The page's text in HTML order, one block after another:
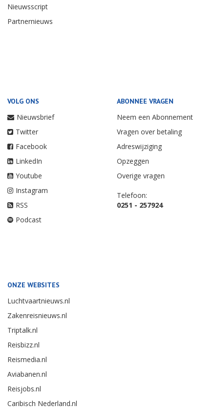
Nieuwsscript
Partnernieuws
VOLG ONS
Nieuwsbrief
Twitter
Facebook
LinkedIn
Youtube
Instagram
RSS
Podcast
ABONNEE VRAGEN
Neem een Abonnement
Vragen over betaling
Adreswijziging
Opzeggen
Overige vragen
Telefoon:
0251 - 257924
ONZE WEBSITES
Luchtvaartnieuws.nl
Zakenreisnieuws.nl
Triptalk.nl
Reisbizz.nl
Reismedia.nl
Aviabanen.nl
Reisjobs.nl
Caribisch Nederland.nl